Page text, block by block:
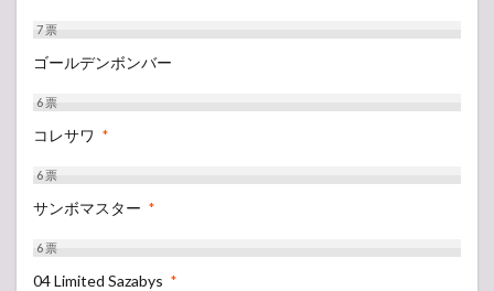
7票
ゴールデンボンバー
6票
コレサワ *
6票
サンボマスター *
6票
04 Limited Sazabys *